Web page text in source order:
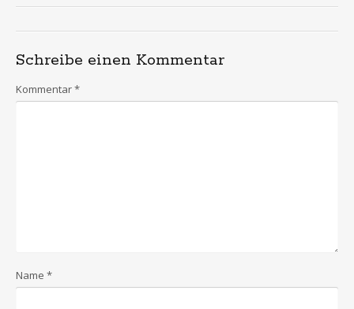
Schreibe einen Kommentar
Kommentar*
Name *